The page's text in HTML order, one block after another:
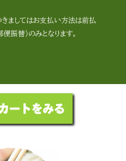
きましてはお支払い方法は前払
振替）のみとなります。